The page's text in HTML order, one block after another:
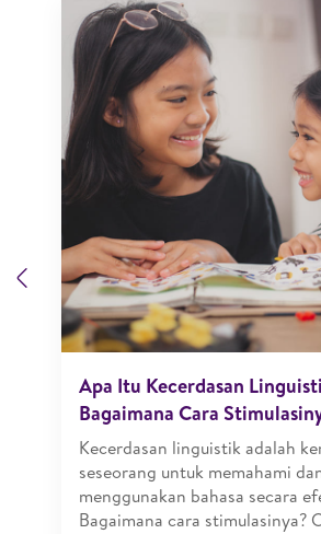
Previous
Apa Itu Kecerdasan
Bagaimana Cara
Kecerdasan linguistik adalah
seseorang untuk memahami
menggunakan bahasa secara
Bagaimana cara stimulasinya?